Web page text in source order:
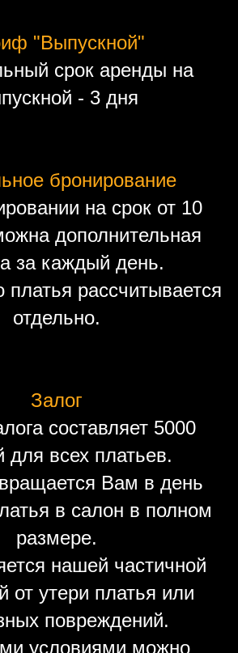
"Выпускной"
срок аренды на
- 3 дня
бронирование
на срок от 10
дополнительная
за каждый день.
платья рассчитывается
отдельно.
Залог
составляет 5000
для всех платьев.
Вам в день
в салон в полном
размере.
нашей частичной
от утери платья или
повреждений.
условиями можно